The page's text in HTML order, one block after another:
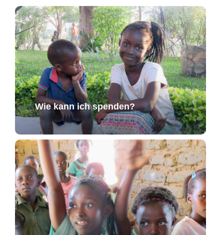
Wie kann ich spenden?